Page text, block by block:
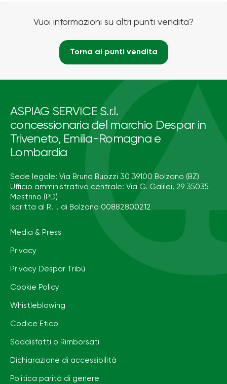
Vuoi informazioni su altri punti vendita?
Torna ai punti vendita
ASPIAG SERVICE S.r.l.
concessionaria del marchio Despar in
Triveneto, Emilia-Romagna e
Lombardia
Sede legale: Via Bruno Buozzi 30 39100 Bolzano (BZ)
Ufficio amministrativo centrale: Via G. Galilei, 29 35035
Mestrino (PD)
Iscritta al R. I. di Bolzano 00882800212
Media & Press
Privacy
Privacy Despar Tribù
Cookie Policy
Whistleblowing
Codice Etico
Soddisfatti o Rimborsati
Dichiarazione di accessibilità
Politica parità di genere